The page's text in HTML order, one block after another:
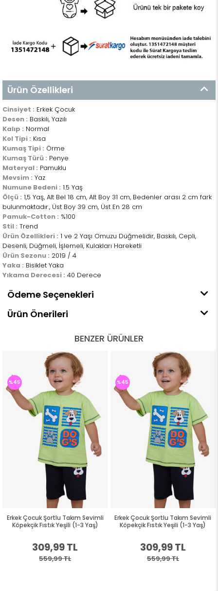
Ürün Özellikleri
Cinsiyet : Erkek Çocuk
Desen : Baskılı, Yazılı
Kalıp : Normal
Kol Tipi : Kısa
Kumaş Tipi : Örme
Kumaş Türü : Penye
Materyal : Pamuklu
Mevsim : Yaz
Numune Bedeni : 1.5 Yaş
Ölçü : 1,5 Yaş, Alt Bel 18 cm, Alt Boy 31 cm, Bedenler arası 2 cm fark
bulunmaktadır., Üst Boy 39 cm, Üst En 28 cm
Pamuk-Cotton : %100
Stil : Trend
Ürün Özellikleri : 1 ve 2 Yaşı Omuzu Düğmelidir, Baskılı, Cepli,
Desenli, Düğmeli, İşlemeli, Kulakları Hareketli
Ürün Sezonu : 2019 / 4
Yaka : Bisiklet Yaka
Yıkama Derecesi : 40 Derece
Ödeme Seçenekleri
Ürün Önerileri
BENZER ÜRÜNLER
Erkek Çocuk Şortlu Takım Sevimli
Köpekçik Fıstık Yeşili (1-3 Yaş)
309,99 TL
559,99 TL
%45
Erkek Çocuk Şortlu Takım Sevimli
Köpekçik Fıstık Yeşili (1-3 Yaş)
309,99 TL
559,99 TL
%45